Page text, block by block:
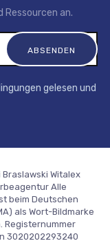
Ressourcen an.
gelesen und
Witalex
Alle
beim Deutschen
als Wort-Bildmarke
Registernummer
3020202293240